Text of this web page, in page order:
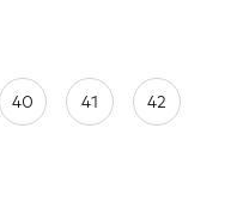
40 41 42